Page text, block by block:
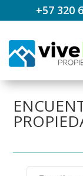
+57 320